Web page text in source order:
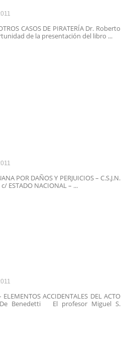
CASOS DE PIRATERÍA Dr. Roberto
de la presentación del libro ...
POR DAÑOS Y PERJUICIOS – C.S.J.N.
ESTADO NACIONAL – ...
ACCIDENTALES DEL ACTO
De Benedetti El profesor Miguel S.